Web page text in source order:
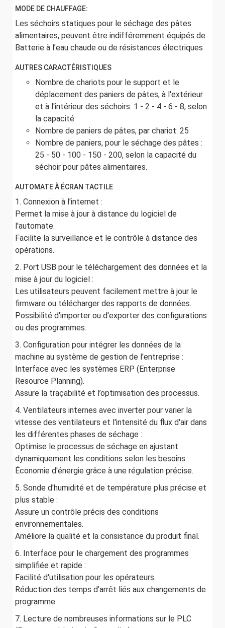
MODE DE CHAUFFAGE:
Les séchoirs statiques pour le séchage des pâtes
alimentaires, peuvent être indifféremment équipés de
Batterie à l’eau chaude ou de résistances électriques
AUTRES CARACTÉRISTIQUES
Nombre de chariots pour le support et le
déplacement des paniers de pâtes, à l'extérieur
et à l'intérieur des séchoirs: 1 - 2 - 4 - 6 - 8, selon
la capacité
Nombre de paniers de pâtes, par chariot: 25
Nombre de paniers, pour le séchage des pâtes :
25 - 50 - 100 - 150 - 200, selon la capacité du
séchoir pour pâtes alimentaires.
AUTOMATE À ÉCRAN TACTILE
1. Connexion à l'internet :
Permet la mise à jour à distance du logiciel de
l'automate.
Facilite la surveillance et le contrôle à distance des
opérations.
2. Port USB pour le téléchargement des données et la
mise à jour du logiciel :
Les utilisateurs peuvent facilement mettre à jour le
firmware ou télécharger des rapports de données.
Possibilité d'importer ou d'exporter des configurations
ou des programmes.
3. Configuration pour intégrer les données de la
machine au système de gestion de l'entreprise :
Interface avec les systèmes ERP (Enterprise
Resource Planning).
Assure la traçabilité et l’optimisation des processus.
4. Ventilateurs internes avec inverter pour varier la
vitesse des ventilateurs et l'intensité du flux d'air dans
les différentes phases de séchage :
Optimise le processus de séchage en ajustant
dynamiquement les conditions selon les besoins.
Économie d'énergie grâce à une régulation précise.
5. Sonde d'humidité et de température plus précise et
plus stable :
Assure un contrôle précis des conditions
environnementales.
Améliore la qualité et la consistance du produit final.
6. Interface pour le chargement des programmes
simplifiée et rapide :
Facilité d'utilisation pour les opérateurs.
Réduction des temps d’arrêt liés aux changements de
programme.
7. Lecture de nombreuses informations sur le PLC